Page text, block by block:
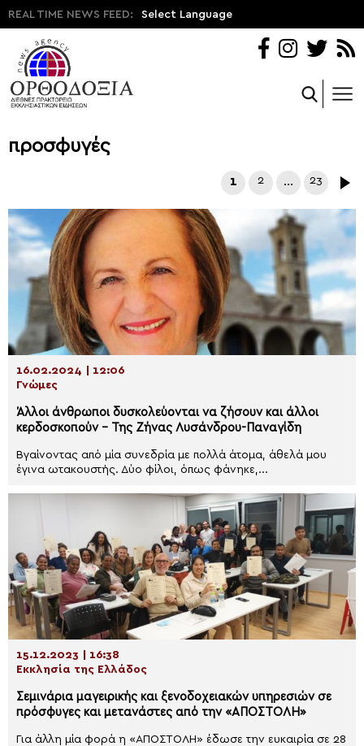
REAL TIME NEWS FEED: Select Language
προσφυγές
1 2 … 23
16.02.2024 | 12:06
Γνώμες
Άλλοι άνθρωποι δυσκολεύονται να ζήσουν και άλλοι
κερδοσκοπούν – Της Ζήνας Λυσάνδρου-Παναγίδη
Βγαίνοντας από μία συνεδρία με πολλά άτομα, άθελά μου
έγινα ωτακουστής. Δύο φίλοι, όπως φάνηκε,...
15.12.2023 | 16:38
Εκκλησία της Ελλάδος
Σεμινάρια μαγειρικής και ξενοδοχειακών υπηρεσιών σε
πρόσφυγες και μετανάστες από την «ΑΠΟΣΤΟΛΗ»
Για άλλη μία φορά η «ΑΠΟΣΤΟΛΗ» έδωσε την ευκαιρία σε 28